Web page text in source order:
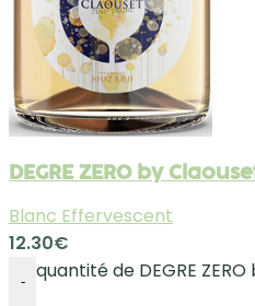
DEGRE ZERO by
Blanc Effervescent
12.30€
-
quantité de DEGRE